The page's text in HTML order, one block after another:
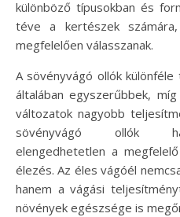
különböző típusokban és
téve a kertészek
megfelelően válasszanak.
A sövényvágó ollók
általában egyszerűbbek,
változatok nagyobb
sövényvágó ollók
elengedhetetlen a
élezés. Az éles vágóél
hanem a vágási
növények egészsége is